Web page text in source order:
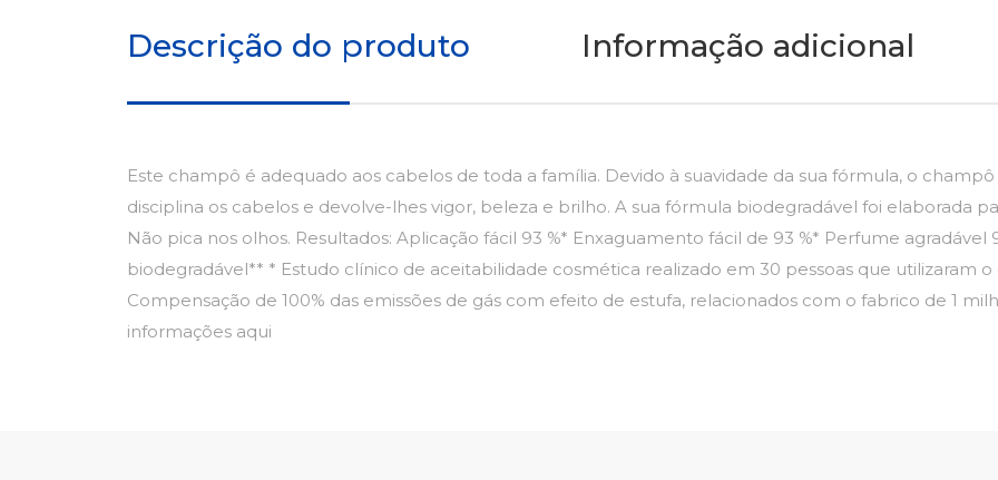
Descrição do produto Informação adicional
Este champô é adequado aos cabelos de toda a família. Devido à suavidade da sua fórmula, o
disciplina os cabelos e devolve-lhes vigor, beleza e brilho. A sua fórmula biodegradável foi elaborada
Não pica nos olhos. Resultados: Aplicação fácil 93 %* Enxaguamento fácil de 93 %* Perfume agradável
biodegradável** * Estudo clínico de aceitabilidade cosmética realizado em 30 pessoas que utilizaram
Compensação de 100% das emissões de gás com efeito de estufa, relacionados com o fabrico de 1
informações aqui